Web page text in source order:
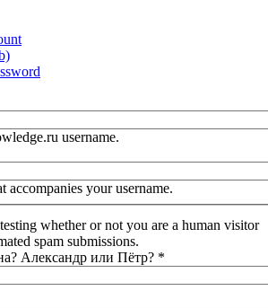
username.
accompanies your username.
whether or not you are a human visitor
spam submissions.
Александр или Пётр? *